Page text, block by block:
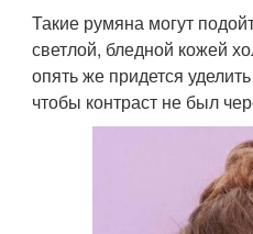
Такие румяна могут
светлой, бледной кожей
опять же придется
чтобы контраст не был